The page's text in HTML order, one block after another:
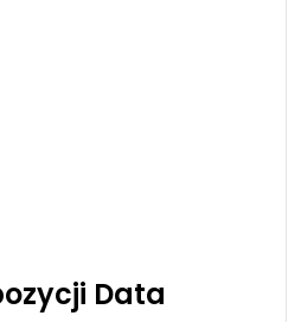
Data